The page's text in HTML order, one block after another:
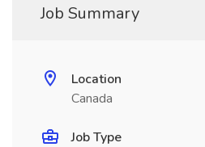
Job Summary
Location
Canada
Job Type